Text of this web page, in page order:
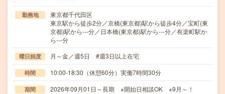
勤務地
東京都千代田区
東京駅から徒歩2分／京橋(東京都)駅から徒歩4分／宝町(東
京都)駅から---分／日本橋(東京都)駅から---分／有楽町駅か
ら---分
曜日頻度 月～金／週5日 #週3日以上在宅
時間 10:00-18:30（休憩60分）実働7時間30分
期間 2026年09月01日～長期 ※開始日相談OK ※9月～！